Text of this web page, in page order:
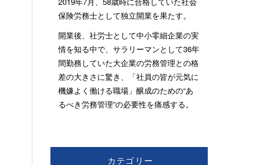
保険労務士として独立開業を果たす。
開業後、社労士として中小零細企業の実
情を知る中で、サラリーマンとして36年
間勤務していた大企業の労務管理との格
差の大きさに驚き、「社員の皆が元気に
機嫌よく働ける職場」醸成のための“あ
るべき労務管理”の必要性を痛感する。
カテゴリー